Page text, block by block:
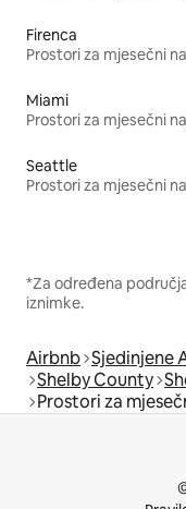
Firenca
Prostori za mjesečni
Miami
Prostori za mjesečni
Seattle
Prostori za mjesečni
*Za određena
iznimke.
Airbnb Sjedinjene
Shelby County
Prostori za